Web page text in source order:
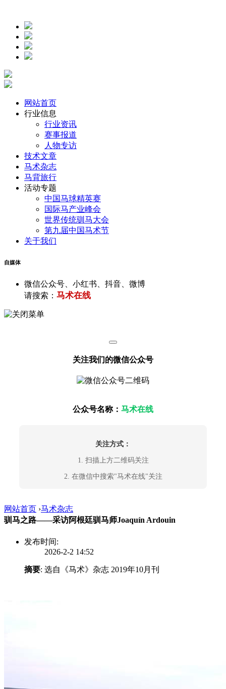
网站首页
行业信息
行业资讯
赛事报道
人物专访
技术文章
马术杂志
马背旅行
活动专题
中国马球精英赛
国际马产业峰会
世界传统驯马大会
第九届中国马术节
关于我们
自媒体
微信公众号、小红书、抖音、微博
请搜索： 马术在线
关注我们的微信公众号
公众号名称： 马术在线
关注方式：
1. 扫描上方二维码关注
2. 在微信中搜索"马术在线"关注
网站首页 ›马术杂志
驯马之路——采访阿根廷驯马师Joaquín Ardouin
发布时间:
2026-2-2 14:52
摘要: 选自《马术》杂志 2019年10月刊